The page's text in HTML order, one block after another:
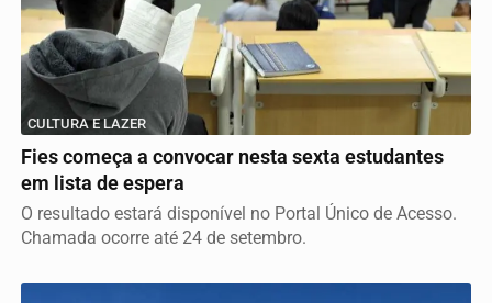
CULTURA E LAZER
Fies começa a convocar nesta sexta estudantes
em lista de espera
O resultado estará disponível no Portal Único de Acesso.
Chamada ocorre até 24 de setembro.